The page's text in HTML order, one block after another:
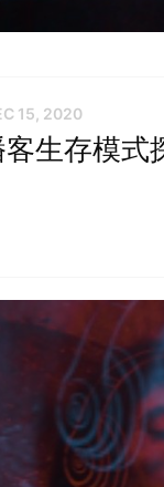
15, 2020
客生存模